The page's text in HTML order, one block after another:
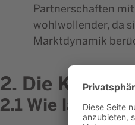
Partnerschaften
wohlwollender, da
Marktdynamik
2. Die
2.1 Wie läuft